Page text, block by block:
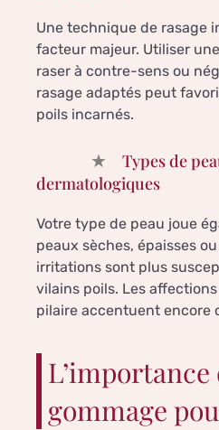
Une technique de rasage
facteur majeur. Utiliser
raser à contre-sens ou
rasage adaptés peut
poils incarnés.
Types de
dermatologiques
Votre type de peau joue
peaux sèches, épaisses
irritations sont plus
vilains poils. Les
pilaire accentuent encore
L’importance
gommage